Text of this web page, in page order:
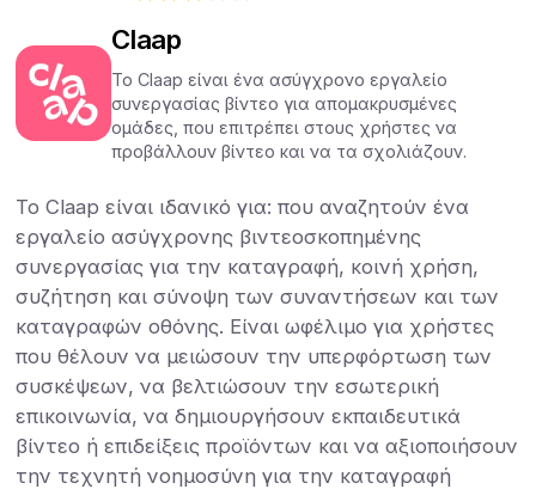
Claap
Το Claap είναι ένα ασύγχρονο εργαλείο
συνεργασίας βίντεο για απομακρυσμένες
ομάδες, που επιτρέπει στους χρήστες να
προβάλλουν βίντεο και να τα σχολιάζουν.
Το Claap είναι ιδανικό για: που αναζητούν ένα
εργαλείο ασύγχρονης βιντεοσκοπημένης
συνεργασίας για την καταγραφή, κοινή χρήση,
συζήτηση και σύνοψη των συναντήσεων και των
καταγραφών οθόνης. Είναι ωφέλιμο για χρήστες
που θέλουν να μειώσουν την υπερφόρτωση των
συσκέψεων, να βελτιώσουν την εσωτερική
επικοινωνία, να δημιουργήσουν εκπαιδευτικά
βίντεο ή επιδείξεις προϊόντων και να αξιοποιήσουν
την τεχνητή νοημοσύνη για την καταγραφή